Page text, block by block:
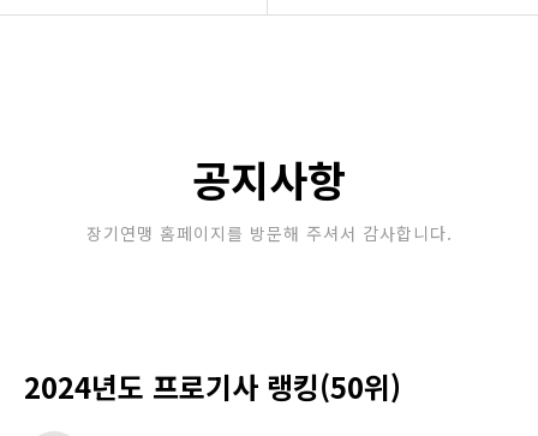
포토갤러리
공지사항
장기연맹 홈페이지를 방문해 주셔서 감사합니다.
2024년도 프로기사 랭킹(50위)